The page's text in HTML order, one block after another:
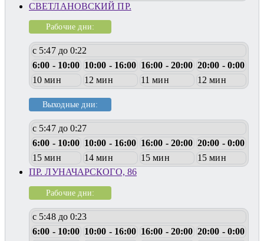
СВЕТЛАНОВСКИЙ ПР.
Рабочие дни:
с 5:47 до 0:22
6:00 - 10:00 10:00 - 16:00 16:00 - 20:00 20:00 - 0:00
10 мин
12 мин 11 мин 12 мин
Выходные дни:
с 5:47 до 0:27
6:00 - 10:00 10:00 - 16:00 16:00 - 20:00 20:00 - 0:00
15 мин
14 мин 15 мин
15 мин
ПР. ЛУНАЧАРСКОГО, 86
Рабочие дни:
с 5:48 до 0:23
6:00 - 10:00 10:00 - 16:00 16:00 - 20:00 20:00 - 0:00